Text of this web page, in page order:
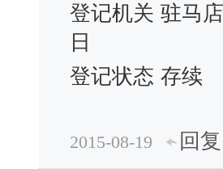
登记机关 驻马
日
登记状态 存续
2015-08-19
回复